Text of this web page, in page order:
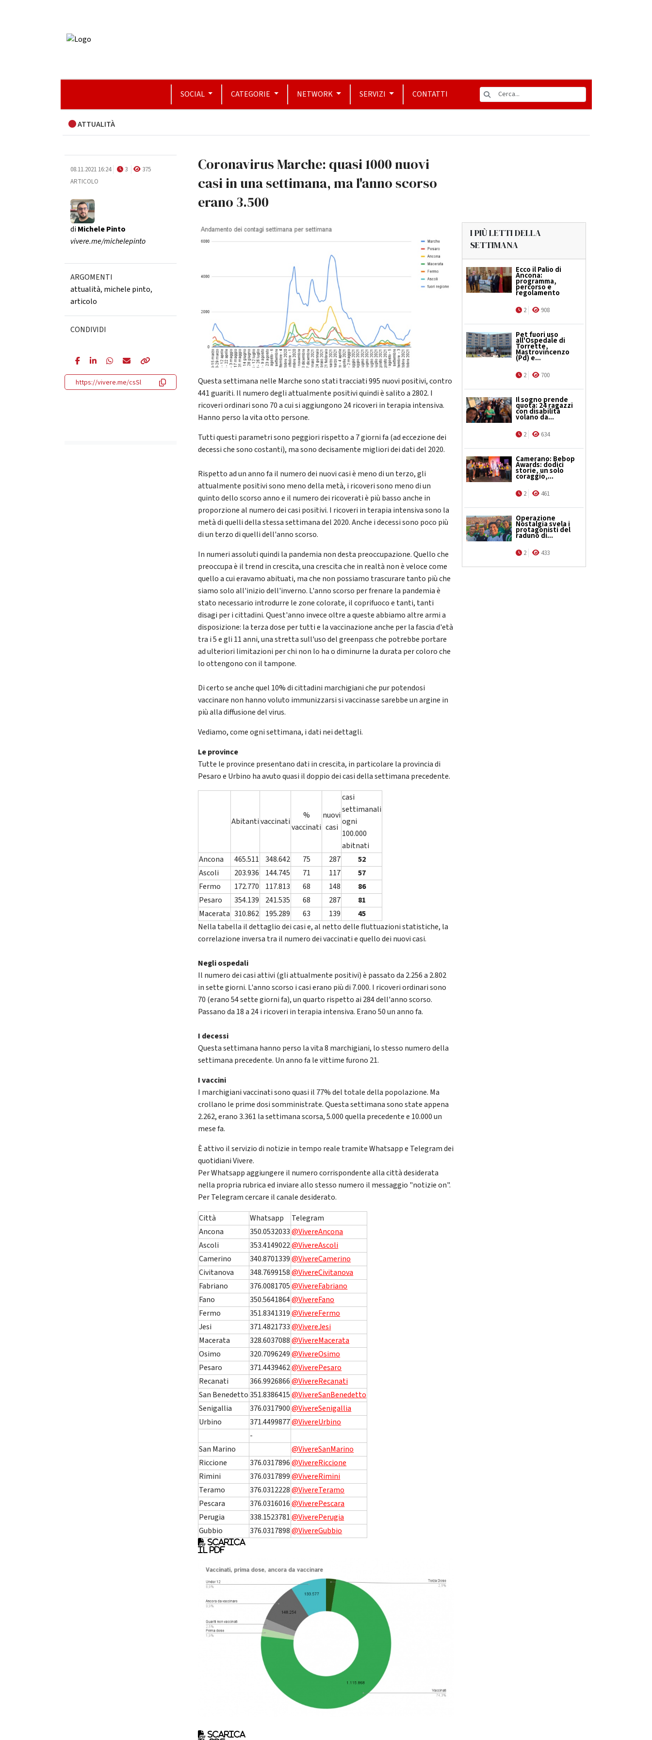
SOCIAL CATEGORIE NETWORK SERVIZI CONTATTI
ATTUALITÀ
08.11.2021 16:24 3
375
ARTICOLO
diMichele Pinto
vivere.me/michelepinto
ARGOMENTI
attualità, michele pinto,
articolo
CONDIVIDI
https://vivere.me/csSl
Coronavirus Marche: quasi 1000 nuovi
casi in una settimana, ma l'anno scorso
erano 3.500
Questa settimana nelle Marche sono stati tracciati 995 nuovi positivi, contro
441 guariti. Il numero degli attualmente positivi quindi è salito a 2802. I
ricoveri ordinari sono 70 a cui si aggiungono 24 ricoveri in terapia intensiva.
Hanno perso la vita otto persone.
Tutti questi parametri sono peggiori rispetto a 7 giorni fa (ad eccezione dei
decessi che sono costanti), ma sono decisamente migliori dei dati del 2020.
Rispetto ad un anno fa il numero dei nuovi casi è meno di un terzo, gli
attualmente positivi sono meno della metà, i ricoveri sono meno di un
quinto dello scorso anno e il numero dei ricoverati è più basso anche in
proporzione al numero dei casi positivi. I ricoveri in terapia intensiva sono la
metà di quelli della stessa settimana del 2020. Anche i decessi sono poco più
di un terzo di quelli dell'anno scorso.
In numeri assoluti quindi la pandemia non desta preoccupazione. Quello che
preoccupa è il trend in crescita, una crescita che in realtà non è veloce come
quello a cui eravamo abituati, ma che non possiamo trascurare tanto più che
siamo solo all'inizio dell'inverno. L'anno scorso per frenare la pandemia è
stato necessario introdurre le zone colorate, il coprifuoco e tanti, tanti
disagi per i cittadini. Quest'anno invece oltre a queste abbiamo altre armi a
disposizione: la terza dose per tutti e la vaccinazione anche per la fascia d'età
tra i 5 e gli 11 anni, una stretta sull'uso del greenpass che potrebbe portare
ad ulteriori limitazioni per chi non lo ha o diminurne la durata per coloro che
lo ottengono con il tampone.
Di certo se anche quel 10% di cittadini marchigiani che pur potendosi
vaccinare non hanno voluto immunizzarsi si vaccinasse sarebbe un argine in
più alla diffusione del virus.
Vediamo, come ogni settimana, i dati nei dettagli.
Le province
Tutte le province presentano dati in crescita, in particolare la provincia di
Pesaro e Urbino ha avuto quasi il doppio dei casi della settimana precedente.
Abitantivaccinati
%
vaccinati
nuovi
casi
casi
settimanali
ogni
100.000
abitnati
Ancona
465.511 348.642 75 287
52
Ascoli
203.936 144.745 71 117
57
Fermo
172.770 117.813 68 148
86
Pesaro
354.139 241.535 68 287
81
Macerata 310.862 195.289 63 139
45
Nella tabella il dettaglio dei casi e, al netto delle fluttuazioni statistiche, la
correlazione inversa tra il numero dei vaccinati e quello dei nuovi casi.
Negli ospedali
Il numero dei casi attivi (gli attualmente positivi) è passato da 2.256 a 2.802
in sette giorni. L'anno scorso i casi erano più di 7.000. I ricoveri ordinari sono
70 (erano 54 sette giorni fa), un quarto rispetto ai 284 dell'anno scorso.
Passano da 18 a 24 i ricoveri in terapia intensiva. Erano 50 un anno fa.
I decessi
Questa settimana hanno perso la vita 8 marchigiani, lo stesso numero della
settimana precedente. Un anno fa le vittime furono 21.
I vaccini
I marchigiani vaccinati sono quasi il 77% del totale della popolazione. Ma
crollano le prime dosi somministrate. Questa settimana sono state appena
2.262, erano 3.361 la settimana scorsa, 5.000 quella precedente e 10.000 un
mese fa.
È attivo il servizio di notizie in tempo reale tramite Whatsapp e Telegram dei
quotidiani Vivere.
Per Whatsapp aggiungere il numero corrispondente alla città desiderata
nella propria rubrica ed inviare allo stesso numero il messaggio "notizie on".
Per Telegram cercare il canale desiderato.
Città
Whatsapp
Telegram
Ancona
350.0532033@VivereAncona
Ascoli
353.4149022@VivereAscoli
Camerino
340.8701339@VivereCamerino
Civitanova
348.7699158@VivereCivitanova
Fabriano
376.0081705@VivereFabriano
Fano
350.5641864@VivereFano
Fermo
351.8341319@VivereFermo
Jesi
371.4821733@VivereJesi
Macerata
328.6037088@VivereMacerata
Osimo
320.7096249@VivereOsimo
Pesaro
371.4439462@ViverePesaro
Recanati
366.9926866@VivereRecanati
San Benedetto351.8386415@VivereSanBenedetto
Senigallia
376.0317900@VivereSenigallia
Urbino
371.4499877@VivereUrbino
-
San Marino
@VivereSanMarino
Riccione
376.0317896@VivereRiccione
Rimini
376.0317899@VivereRimini
Teramo
376.0312228@VivereTeramo
Pescara
376.0316016@ViverePescara
Perugia
338.1523781@ViverePerugia
Gubbio
376.0317898@VivereGubbio
Scarica
il pdf
Scarica
I PIÙ LETTI DELLA
SETTIMANA
Ecco il Palio di
Ancona:
programma,
percorso e
regolamento
2 908
Pet fuori uso
all'Ospedale di
Torrette,
Mastrovincenzo
(Pd) e...
2 700
Il sogno prende
quota: 24 ragazzi
con disabilità
volano da...
2 634
Camerano: Bebop
Awards: dodici
storie, un solo
coraggio,...
2 461
Operazione
Nostalgia svela i
protagonisti del
raduno di...
2 433